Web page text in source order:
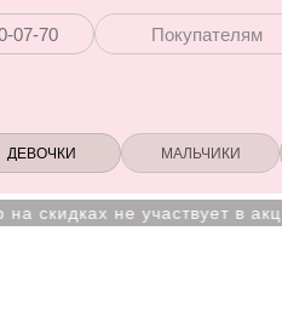
ДЕВОЧКИ МАЛЬЧИКИ
Покупателям
07-70
не участвует в акции)